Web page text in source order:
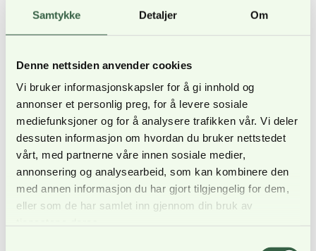
Samtykke Detaljer Om
Denne nettsiden anvender cookies
Vi bruker informasjonskapsler for å gi innhold og
annonser et personlig preg, for å levere sosiale
mediefunksjoner og for å analysere trafikken vår. Vi deler
dessuten informasjon om hvordan du bruker nettstedet
vårt, med partnerne våre innen sosiale medier,
annonsering og analysearbeid, som kan kombinere den
med annen informasjon du har gjort tilgjengelig for dem,
eller som de har samlet inn gjennom din bruk av
øvelser, sier Pelle.
opp mot faren for å bli skadet. Han har akkurat
fått av gipsen, og fått klarsignal fra legen.
– Jeg må være smart og ta litt hensyn til foten,
men jeg vil ikke gå glipp av noe. Det er lange
dager, med mye spennende innhold. Når kvelden
kommer gleder du deg til å hoppe i senga, sier
han.